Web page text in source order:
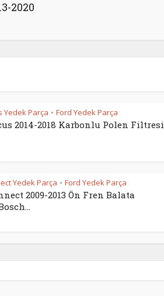
2020
Yedek Parça • Ford Yedek Parça
2014-2018 Karbonlu Polen Filtresi
Yedek Parça • Ford Yedek Parça
2009-2013 Ön Fren Balata